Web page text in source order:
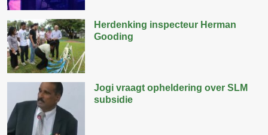
Herdenking inspecteur Herman
Gooding
Jogi vraagt opheldering over SLM
subsidie